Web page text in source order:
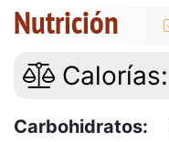
Nutrición
Calorías:
Carbohidratos: